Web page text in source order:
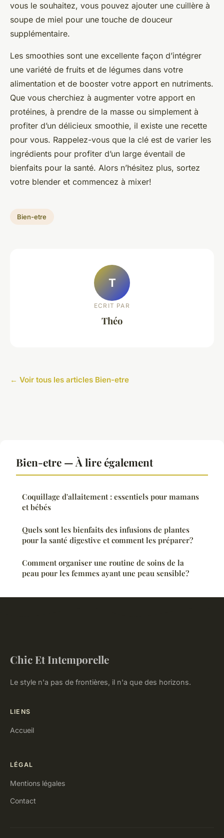
vous le souhaitez, vous pouvez ajouter une cuillère à
soupe de miel pour une touche de douceur
supplémentaire.
Les smoothies sont une excellente façon d’intégrer
une variété de fruits et de légumes dans votre
alimentation et de booster votre apport en nutriments.
Que vous cherchiez à augmenter votre apport en
protéines, à prendre de la masse ou simplement à
profiter d’un délicieux smoothie, il existe une recette
pour vous. Rappelez-vous que la clé est de varier les
ingrédients pour profiter d’un large éventail de
bienfaits pour la santé. Alors n’hésitez plus, sortez
votre blender et commencez à mixer!
Bien-etre
T
ECRIT PAR
Théo
← Voir tous les articles Bien-etre
Bien-etre — À lire également
Coquillage d'allaitement : essentiels pour mamans
et bébés
Quels sont les bienfaits des infusions de plantes
pour la santé digestive et comment les préparer?
Comment organiser une routine de soins de la
peau pour les femmes ayant une peau sensible?
Chic Et Intemporelle
Le style n'a pas de frontières, il n'a que des horizons.
LIENS
Accueil
LÉGAL
Mentions légales
Contact